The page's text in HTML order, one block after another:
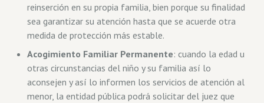
reinserción en su propia familia, bien porque su finalidad
sea garantizar su atención hasta que se acuerde otra
medida de protección más estable.
Acogimiento Familiar Permanente: cuando la edad u
otras circunstancias del niño y su familia así lo
aconsejen y así lo informen los servicios de atención al
menor, la entidad pública podrá solicitar del juez que